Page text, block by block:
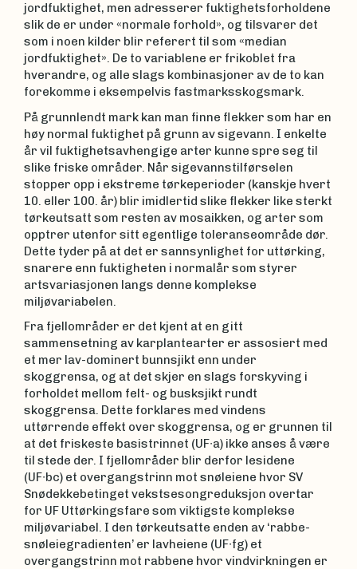
jordfuktighet, men adresserer fuktighetsforholdene
slik de er under «normale forhold», og tilsvarer det
som i noen kilder blir referert til som «median
jordfuktighet». De to variablene er frikoblet fra
hverandre, og alle slags kombinasjoner av de to kan
forekomme i eksempelvis fastmarksskogsmark.
På grunnlendt mark kan man finne flekker som har en
høy normal fuktighet på grunn av sigevann. I enkelte
år vil fuktighetsavhengige arter kunne spre seg til
slike friske områder. Når sigevannstilførselen
stopper opp i ekstreme tørkeperioder (kanskje hvert
10. eller 100. år) blir imidlertid slike flekker like sterkt
tørkeutsatt som resten av mosaikken, og arter som
opptrer utenfor sitt egentlige toleranseområde dør.
Dette tyder på at det er sannsynlighet for uttørking,
snarere enn fuktigheten i normalår som styrer
artsvariasjonen langs denne komplekse
miljøvariabelen.
Fra fjellområder er det kjent at en gitt
sammensetning av karplantearter er assosiert med
et mer lav-dominert bunnsjikt enn under
skoggrensa, og at det skjer en slags forskyving i
forholdet mellom felt- og busksjikt rundt
skoggrensa. Dette forklares med vindens
uttørrende effekt over skoggrensa, og er grunnen til
at det friskeste basistrinnet (UF∙a) ikke anses å være
til stede der. I fjellområder blir derfor lesidene
(UF∙bc) et overgangstrinn mot snøleiene hvor SV
Snødekkebetinget vekstsesongreduksjon overtar
for UF Uttørkingsfare som viktigste komplekse
miljøvariabel. I den tørkeutsatte enden av ‘rabbe-
snøleiegradienten’ er lavheiene (UF∙fg) et
overgangstrinn mot rabbene hvor vindvirkningen er